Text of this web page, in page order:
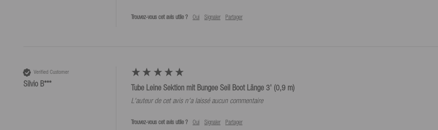
Trouvez-vous cet avis utile ? Oui Signaler Partager
Verified Customer
Silvio B*** Tube Leine Sektion mit Bungee Seil Boot Länge 3' (0,9 m)
L'auteur de cet avis n'a laissé aucun commentaire
Trouvez-vous cet avis utile ? Oui Signaler Partager